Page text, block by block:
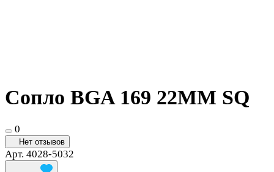
Сопло BGA 169 22MM SQ
0
Нет отзывов
Арт. 4028-5032